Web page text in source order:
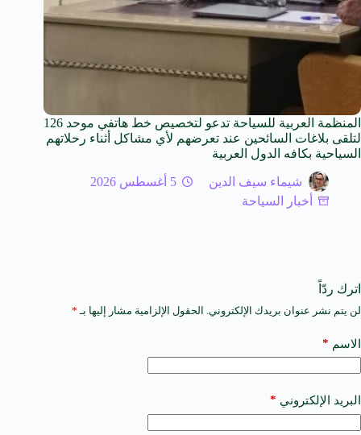
المنظمة العربية للسياحة تدعو لتخصيص خط هاتفي موحد 126
لتلقى بلاغات السائحين عند تعرضهم لأي مشاكل أثناء رحلاتهم
السياحية بكافه الدول العربية
شيماء سيف الدين
5 أغسطس 2026
أخبار السياحة
اترك ردّاً
لن يتم نشر عنوان بريدك الإلكتروني. الحقول الإلزامية مشار إليها بـ *
الاسم *
البريد الإلكتروني *
A
t
e
a
t
i